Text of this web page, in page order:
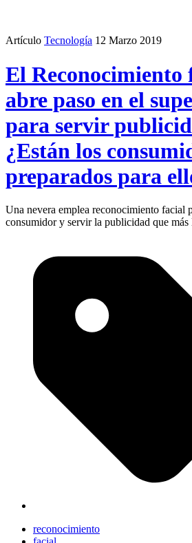
Artículo Tecnología 12 Marzo 2019
El Reconocimiento
abre paso en el
para servir
¿Están los
preparados para
Una nevera emplea reconocimiento facial
consumidor y servir la publicidad que más
reconocimiento